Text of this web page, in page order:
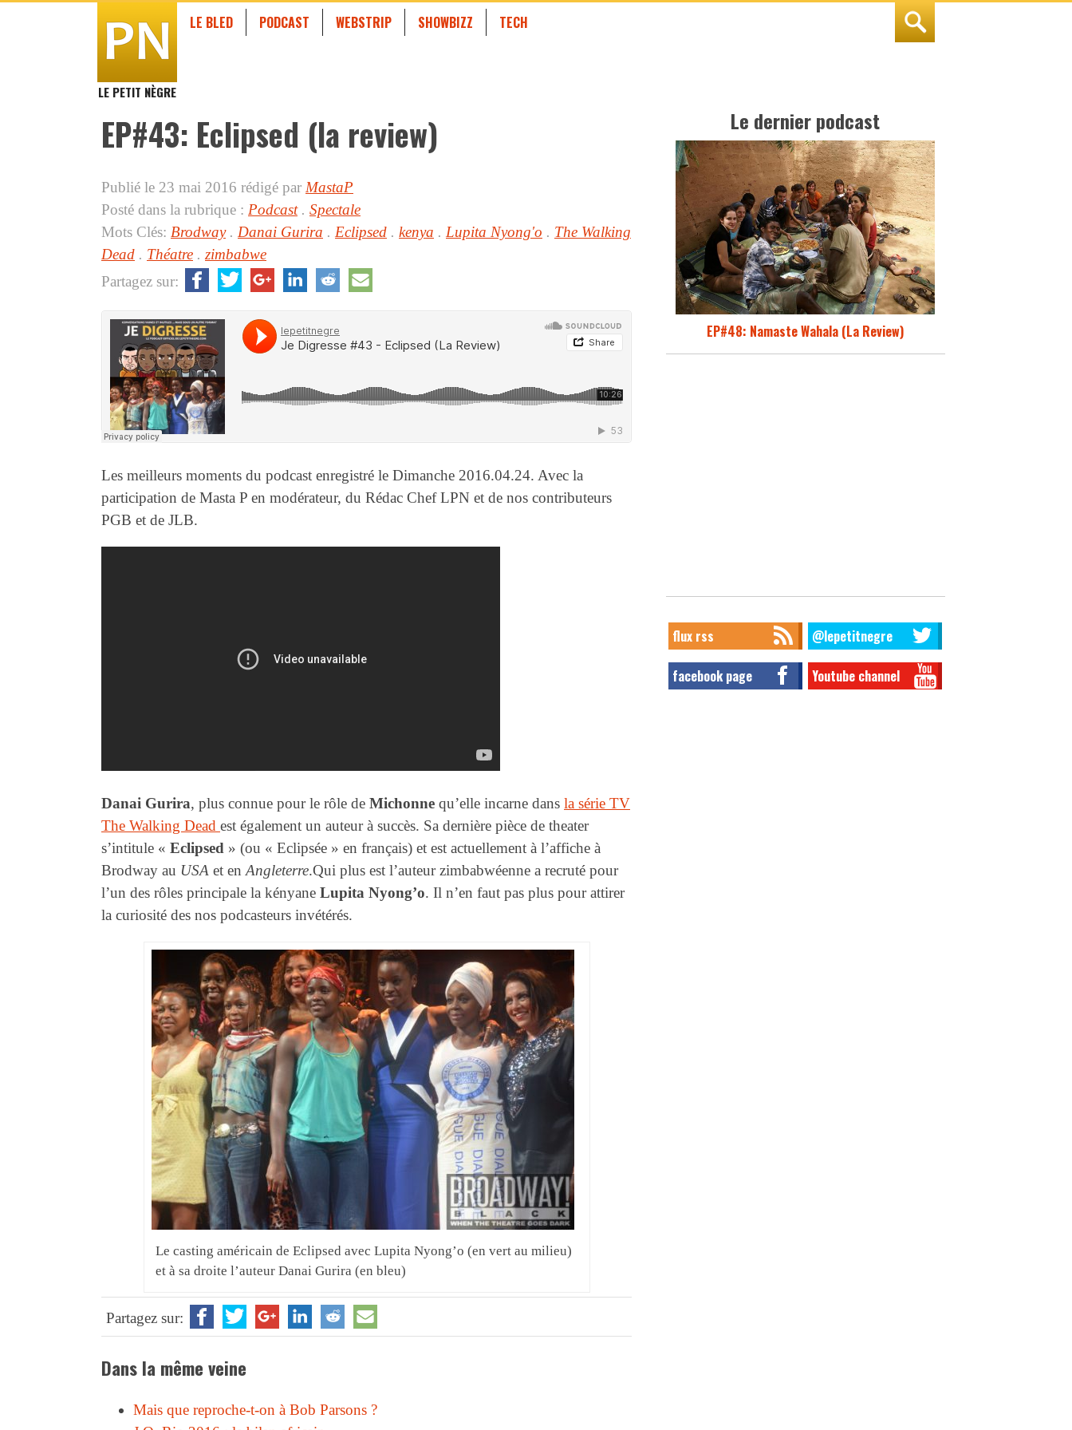
LE PETIT NÈGRE
LE BLED PODCAST WEBSTRIP SHOWBIZZ TECH
EP#43: Eclipsed (la review)
Publié le 23 mai 2016 rédigé par MastaP
Posté dans la rubrique : Podcast. Spectale
Mots Clés: Brodway. Danai Gurira . Eclipsed . kenya . Lupita Nyong'o . The Walking
Dead . Théatre . zimbabwe
Partagez sur:
Les meilleurs moments du podcast enregistré le Dimanche 2016.04.24. Avec la
participation de Masta P en modérateur, du Rédac Chef LPN et de nos contributeurs
PGB et de JLB.
Danai Gurira, plus connue pour le rôle de Michonne qu’elle incarne dans la série TV
The Walking Dead est également un auteur à succès. Sa dernière pièce de theater
s’intitule « Eclipsed » (ou « Eclipsée » en français) et est actuellement à l’affiche à
Brodway au USA et en Angleterre.Qui plus est l’auteur zimbabwéenne a recruté pour
l’un des rôles principale la kényane Lupita Nyong’o. Il n’en faut pas plus pour attirer
la curiosité des nos podcasteurs invétérés.
Le casting américain de Eclipsed avec Lupita Nyong’o (en vert au milieu)
et à sa droite l’auteur Danai Gurira (en bleu)
Partagez sur:
Dans la même veine
Mais que reproche-t-on à Bob Parsons ?
Le dernier podcast
EP#48: Namaste Wahala (La Review)
flux rss @lepetitnegre
facebook page Youtube channel